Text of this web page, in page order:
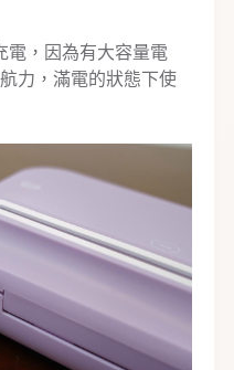
電，因為有大容量電
力，滿電的狀態下使